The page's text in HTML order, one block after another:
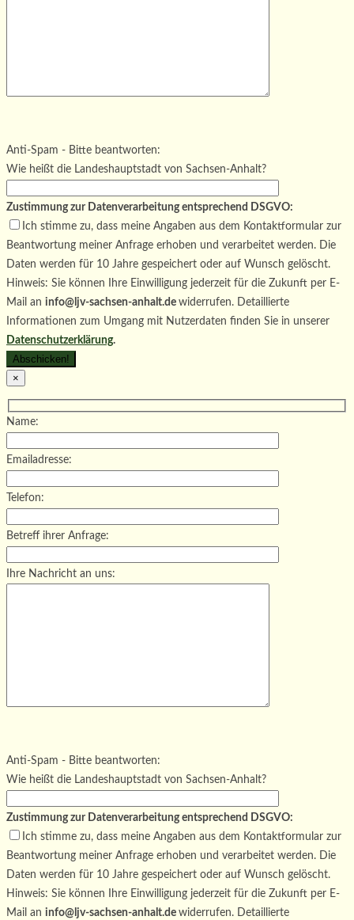
Bitte lasse dieses Feld leer.
Anti-Spam - Bitte beantworten:
Wie heißt die Landeshauptstadt von Sachsen-Anhalt?
Zustimmung zur Datenverarbeitung entsprechend DSGVO:
Ich stimme zu, dass meine Angaben aus dem Kontaktformular zur
Beantwortung meiner Anfrage erhoben und verarbeitet werden. Die
Daten werden für 10 Jahre gespeichert oder auf Wunsch gelöscht.
Hinweis: Sie können Ihre Einwilligung jederzeit für die Zukunft per E-
Mail an info@ljv-sachsen-anhalt.de widerrufen. Detaillierte
Informationen zum Umgang mit Nutzerdaten finden Sie in unserer
Datenschutzerklärung.
×
Name:
Emailadresse:
Telefon:
Betreff ihrer Anfrage:
Ihre Nachricht an uns:
Bitte lasse dieses Feld leer.
Anti-Spam - Bitte beantworten:
Wie heißt die Landeshauptstadt von Sachsen-Anhalt?
Zustimmung zur Datenverarbeitung entsprechend DSGVO:
Ich stimme zu, dass meine Angaben aus dem Kontaktformular zur
Beantwortung meiner Anfrage erhoben und verarbeitet werden. Die
Daten werden für 10 Jahre gespeichert oder auf Wunsch gelöscht.
Hinweis: Sie können Ihre Einwilligung jederzeit für die Zukunft per E-
Mail an info@ljv-sachsen-anhalt.de widerrufen. Detaillierte